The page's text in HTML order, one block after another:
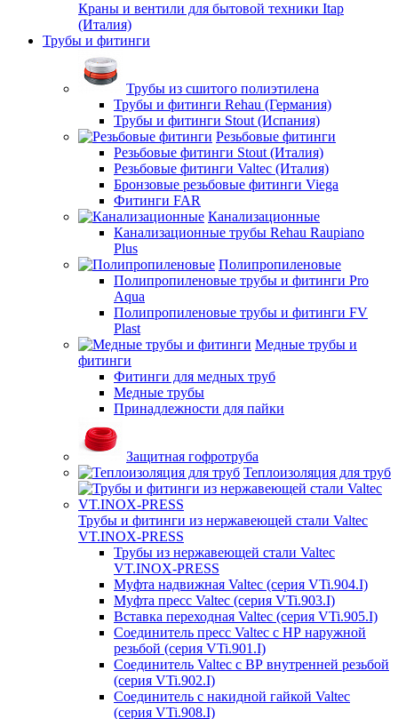
Краны и вентили для бытовой техники Itap
(Италия)
Трубы и фитинги
Трубы из сшитого полиэтилена
Трубы и фитинги Rehau (Германия)
Трубы и фитинги Stout (Испания)
Резьбовые фитинги
Резьбовые фитинги Stout (Италия)
Резьбовые фитинги Valtec (Италия)
Бронзовые резьбовые фитинги Viega
Фитинги FAR
Канализационные
Канализационные трубы Rehau Raupiano
Plus
Полипропиленовые
Полипропиленовые трубы и фитинги Pro
Aqua
Полипропиленовые трубы и фитинги FV
Plast
Медные трубы и
фитинги
Фитинги для медных труб
Медные трубы
Принадлежности для пайки
Защитная гофротруба
Теплоизоляция для труб
Трубы и фитинги из нержавеющей стали Valtec
VT.INOX-PRESS
Трубы из нержавеющей стали Valtec
VT.INOX-PRESS
Муфта надвижная Valtec (серия VTi.904.I)
Муфта пресс Valtec (серия VTi.903.I)
Вставка переходная Valtec (серия VTi.905.I)
Соединитель пресс Valtec с НР наружной
резьбой (серия VTi.901.I)
Соединитель Valtec с ВР внутренней резьбой
(серия VTi.902.I)
Соединитель с накидной гайкой Valtec
(серия VTi.908.I)